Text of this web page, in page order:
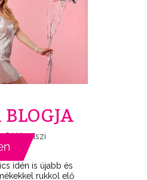
BLOGJA
idén is újabb és
rukkol elő